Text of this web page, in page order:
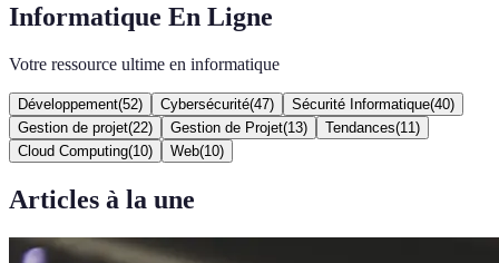
Informatique En Ligne
Votre ressource ultime en informatique
Développement(52) Cybersécurité(47) Sécurité Informatique(40)
Gestion de projet(22) Gestion de Projet(13) Tendances(11 )
Cloud Computing(10) Web(10)
Articles à la une